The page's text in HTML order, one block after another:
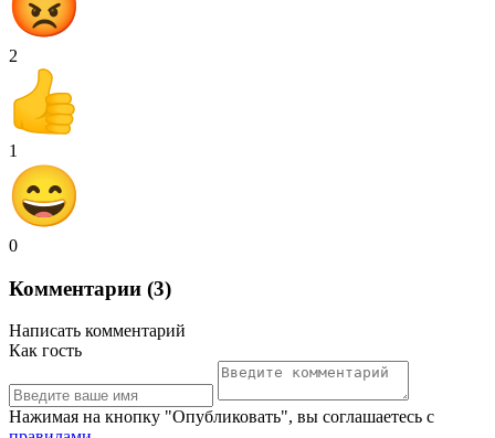
2
1
0
Комментарии (3)
Написать комментарий
Как гость
Нажимая на кнопку "Опубликовать", вы соглашаетесь с